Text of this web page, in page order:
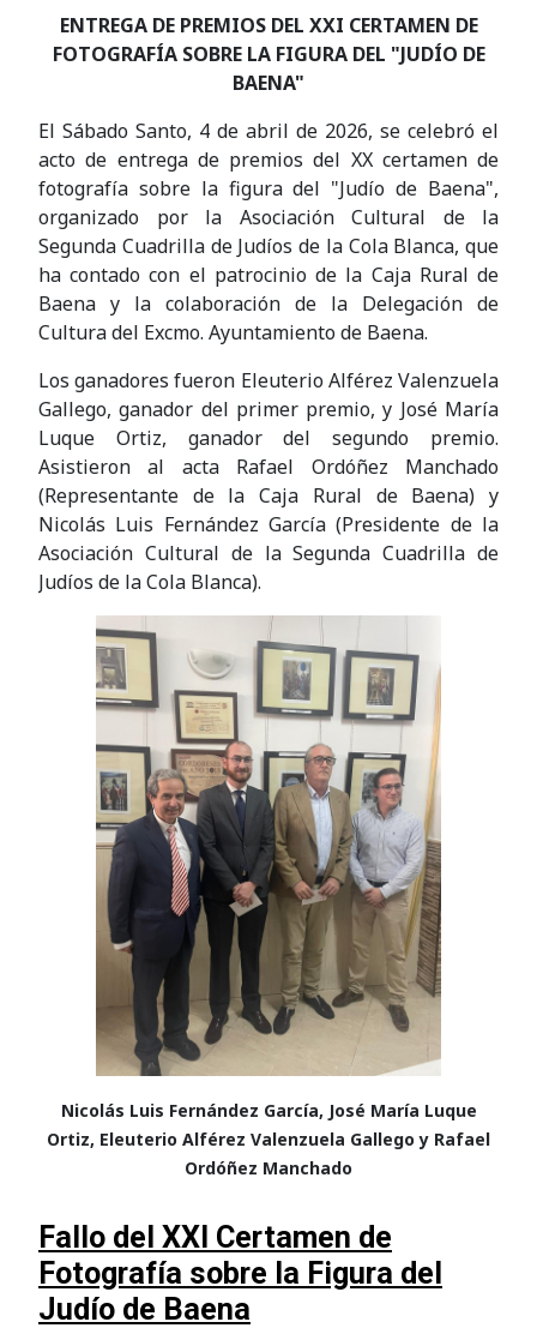
ENTREGA DE PREMIOS DEL XXI CERTAMEN DE
FOTOGRAFÍA SOBRE LA FIGURA DEL "JUDÍO DE
BAENA"
El Sábado Santo, 4 de abril de 2026, se celebró el
acto de entrega de premios del XX certamen de
fotografía sobre la figura del "Judío de Baena",
organizado por la Asociación Cultural de la
Segunda Cuadrilla de Judíos de la Cola Blanca, que
ha contado con el patrocinio de la Caja Rural de
Baena y la colaboración de la Delegación de
Cultura del Excmo. Ayuntamiento de Baena.
Los ganadores fueron Eleuterio Alférez Valenzuela
Gallego, ganador del primer premio, y José María
Luque Ortiz, ganador del segundo premio.
Asistieron al acta Rafael Ordóñez Manchado
(Representante de la Caja Rural de Baena) y
Nicolás Luis Fernández García (Presidente de la
Asociación Cultural de la Segunda Cuadrilla de
Judíos de la Cola Blanca).
Nicolás Luis Fernández García, José María Luque
Ortiz, Eleuterio Alférez Valenzuela Gallego y Rafael
Ordóñez Manchado
Fallo del XXI Certamen de
Fotografía sobre la Figura del
Judío de Baena